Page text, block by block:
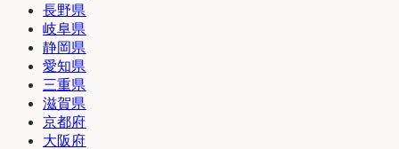
長野県
岐阜県
静岡県
愛知県
三重県
滋賀県
京都府
大阪府